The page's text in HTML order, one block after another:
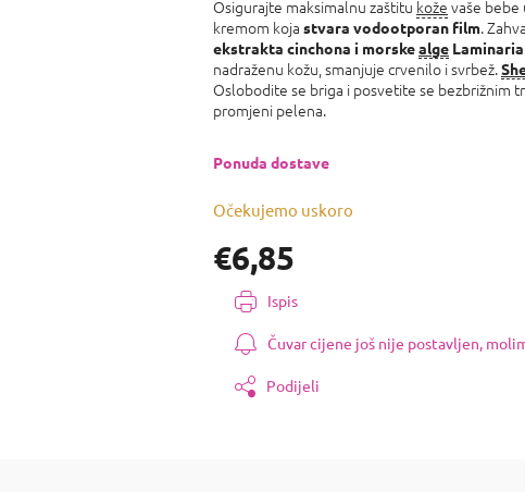
proizvoda
je
0,0
od
5
zvjezdica.
€6,85
Izmjeri
cijenu:
Očekujemo uskoro
Ponuda dostave
Osigurajte maksimalnu zaštitu kože vaše bebe
kremom koja stvara vodootporan film.
ekstrakta cinchona i morskealge
nadraženu kožu, smanjuje crvenilo i svrbež.
Oslobodite se briga i posvetite se bezbrižnim
promjeni pelena.
Ispis
Čuvar cijene još nije postavljen,
Podijeli